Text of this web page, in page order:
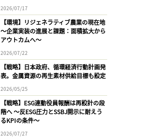
2026/07/17
【環境】リジェネラティブ農業の現在地
〜企業実装の進展と課題：面積拡大から
アウトカムへ〜
2026/07/22
【戦略】日本政府、循環経済行動計画発
表。金属資源の再生素材供給目標も設定
2026/05/25
【戦略】ESG連動役員報酬は再設計の段
階へ 〜反ESG圧力とSSBJ開示に耐えう
るKPIの条件〜
2026/07/27